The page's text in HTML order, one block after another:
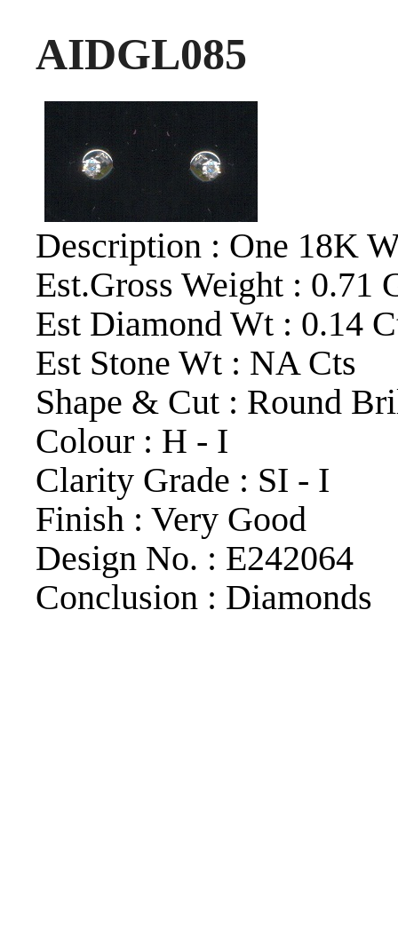
AIDGL085
Description : One 18K
Est.Gross Weight : 0.71
Est Diamond Wt : 0.14
Est Stone Wt : NA Cts
Shape & Cut : Round
Colour : H - I
Clarity Grade : SI - I
Finish : Very Good
Design No. : E242064
Conclusion : Diamonds